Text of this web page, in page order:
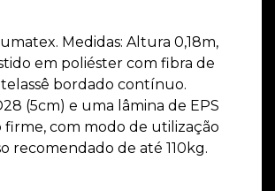
Medidas: Altura 0,18m,
em poliéster com fibra de
bordado contínuo.
(5cm) e uma lâmina de EPS
firme, com modo de utilização
recomendado de até 110kg.